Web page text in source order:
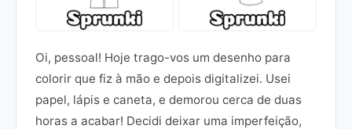
Oi, pessoal! Hoje trago-vos um desenho para
colorir que fiz à mão e depois digitalizei. Usei
papel, lápis e caneta, e demorou cerca de duas
horas a acabar! Decidi deixar uma imperfeição,